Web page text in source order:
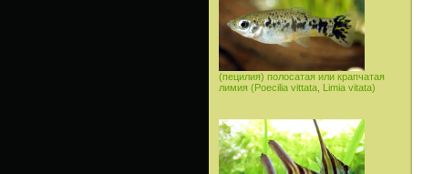
(пецилия) полосатая или крапчатая
лимия (Poecilia vittata, Limia vitata)